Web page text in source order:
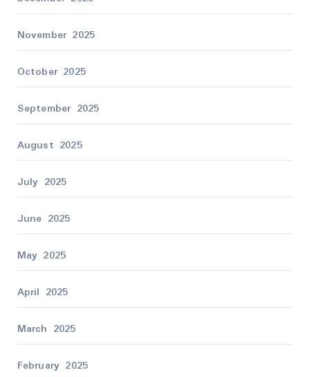
November 2025
October 2025
September 2025
August 2025
July 2025
June 2025
May 2025
April 2025
March 2025
February 2025